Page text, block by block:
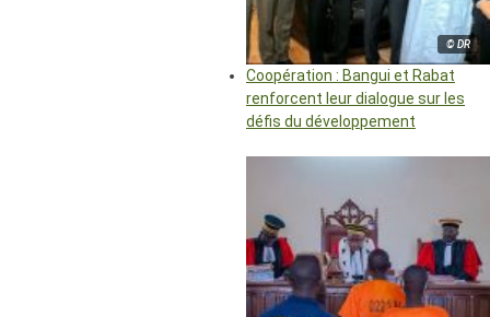
© DR
Coopération : Bangui et Rabat
renforcent leur dialogue sur les
défis du développement